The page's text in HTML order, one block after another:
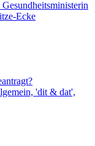
Ecke
'dit & dat',